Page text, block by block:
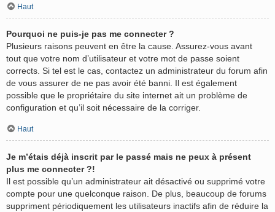
Haut
Pourquoi ne puis-je pas me connecter ?
Plusieurs raisons peuvent en être la cause. Assurez-vous avant
tout que votre nom d’utilisateur et votre mot de passe soient
corrects. Si tel est le cas, contactez un administrateur du forum afin
de vous assurer de ne pas avoir été banni. Il est également
possible que le propriétaire du site internet ait un problème de
configuration et qu’il soit nécessaire de la corriger.
Haut
Je m’étais déjà inscrit par le passé mais ne peux à présent
plus me connecter ?!
Il est possible qu’un administrateur ait désactivé ou supprimé votre
compte pour une quelconque raison. De plus, beaucoup de forums
suppriment périodiquement les utilisateurs inactifs afin de réduire la